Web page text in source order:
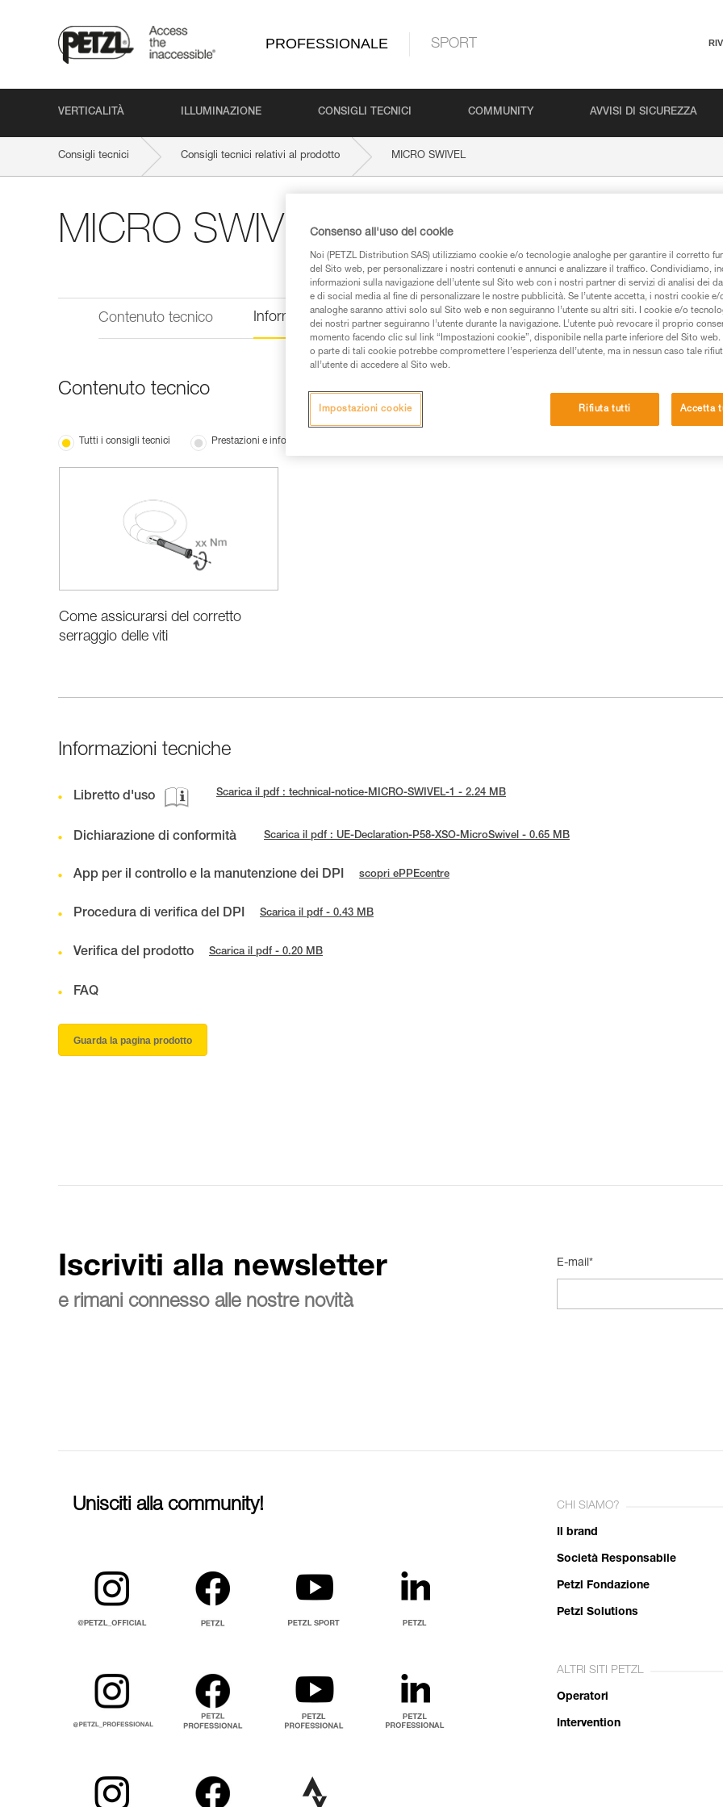
PROFESSIONALE SPORT
VERTICALITÀ ILLUMINAZIONE CONSIGLI TECNICI COMMUNITY AVVISI DI SICUREZZA
Consigli tecnici Consigli tecnici relativi al prodotto MICRO SWIVEL
MICRO SWIVEL
Contenuto tecnico Informazioni tecniche
Contenuto tecnico
Tutti i consigli tecnici Prestazioni e informazioni prodotti
Come assicurarsi del corretto
serraggio delle viti
Informazioni tecniche
Libretto d'uso Scarica il pdf : technical-notice-MICRO-SWIVEL-1 - 2.24 MB
Dichiarazione di conformità Scarica il pdf : UE-Declaration-P58-XSO-MicroSwivel - 0.65 MB
App per il controllo e la manutenzione dei DPI scopri ePPEcentre
Procedura di verifica del DPI Scarica il pdf - 0.43 MB
Verifica del prodotto Scarica il pdf - 0.20 MB
FAQ
Guarda la pagina prodotto
Iscriviti alla newsletter
e rimani connesso alle nostre novità
E-mail*
Unisciti alla community! CHI SIAMO?
Il brand
Società Responsabile
Petzl Fondazione
Petzl Solutions
ALTRI SITI PETZL
Operatori
Intervention
Consenso all'uso dei cookie
Noi (PETZL Distribution SAS) utilizziamo cookie e/o tecnologie analoghe per garantire il corretto
del Sito web, per personalizzare i nostri contenuti e annunci e analizzare il traffico. Condividiamo,
informazioni sulla navigazione dell’utente sul Sito web con i nostri partner di servizi di analisi dei
e di social media al fine di personalizzare le nostre pubblicità. Se l’utente accetta, i nostri cookie
analoghe saranno attivi solo sul Sito web e non seguiranno l’utente su altri siti. I cookie e/o
dei nostri partner seguiranno l’utente durante la navigazione. L’utente può revocare il proprio
momento facendo clic sul link “Impostazioni cookie”, disponibile nella parte inferiore del Sito
o parte di tali cookie potrebbe compromettere l’esperienza dell’utente, ma in nessun caso tale
all’utente di accedere al Sito web.
Rifiuta tutti Accetta
Impostazioni cookie